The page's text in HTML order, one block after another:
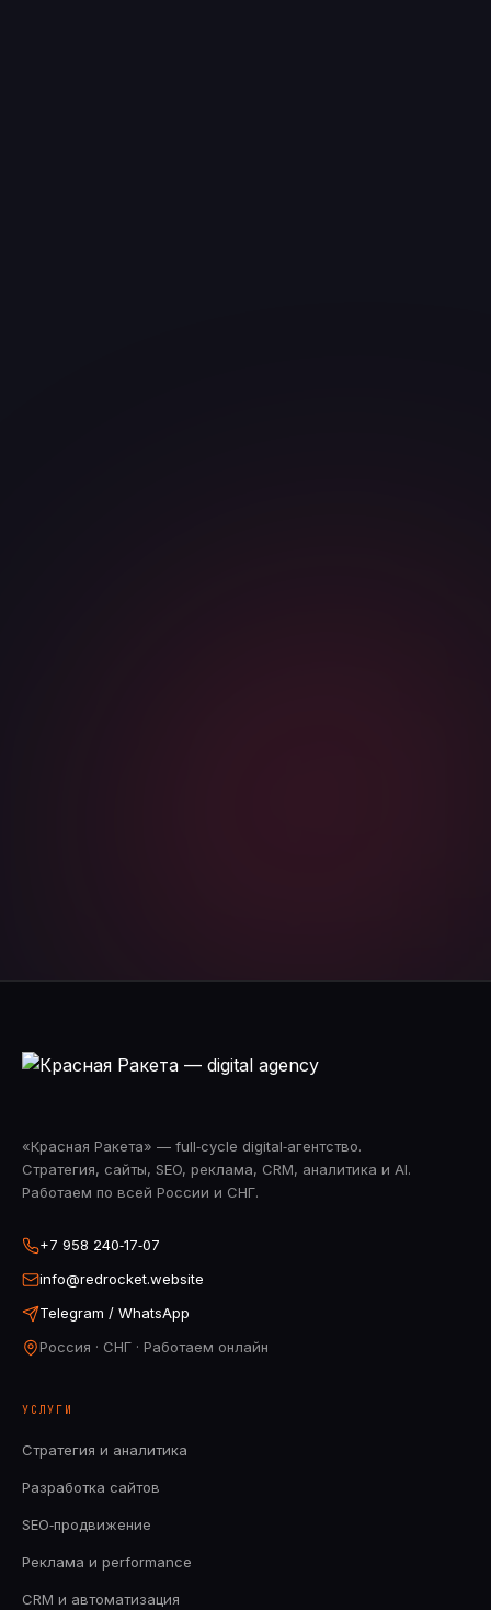
«Красная Ракета» — full‑cycle digital‑агентство.
Стратегия, сайты, SEO, реклама, CRM, аналитика и AI.
Работаем по всей России и СНГ.
+7 958 240‑17‑07
info@redrocket.website
Telegram / WhatsApp
Россия · СНГ · Работаем онлайн
УСЛУГИ
Стратегия и аналитика
Разработка сайтов
SEO‑продвижение
Реклама и performance
CRM и автоматизация